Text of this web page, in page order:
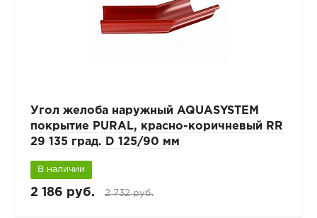
Угол желоба наружный AQUASYSTEM
покрытие PURAL, красно-коричневый RR
29 135 град. D 125/90 мм
В наличии
2 186 руб. 2 732 руб.